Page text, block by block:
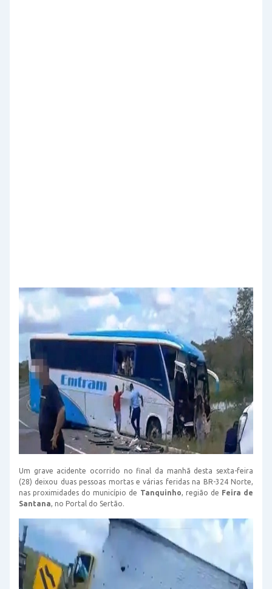
Um grave acidente ocorrido no final da manhã desta sexta-feira
(28) deixou duas pessoas mortas e várias feridas na BR-324 Norte,
nas proximidades do município de Tanquinho , região de Feira de
Santana , no Portal do Sertão.